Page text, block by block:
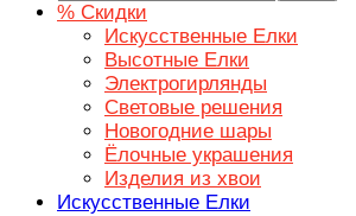
% Скидки
Искусственные Елки
Высотные Елки
Электрогирлянды
Световые решения
Новогодние шары
Ёлочные украшения
Изделия из хвои
Искусственные Елки